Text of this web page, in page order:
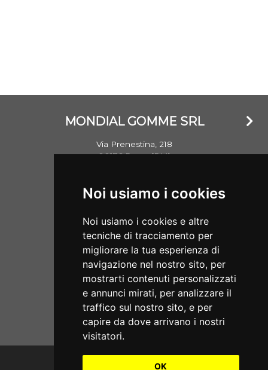
Noi usiamo i cookies
Noi usiamo i cookies e altre
tecniche di tracciamento per
migliorare la tua esperienza di
navigazione nel nostro sito, per
mostrarti contenuti personalizzati
e annunci mirati, per analizzare il
traffico sul nostro sito, e per
capire da dove arrivano i nostri
visitatori.
OK
MONDIAL GOMME SRL
Via Prenestina, 218
00176 Roma (RM)
Aperti dal lunedì al sabato
SERVIZI
Servizi
Chi Siamo
Punti di Montaggio
ECOMMERCE
Condizioni di Vendita